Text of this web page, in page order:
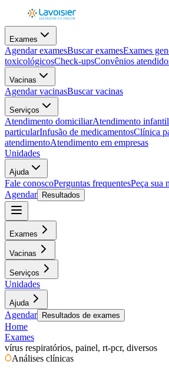
Exames
Agendar examesBuscar examesExames
toxicológicosCheck-upsConvênios
Vacinas
Agendar vacinasBuscar vacinas
Serviços
Atendimento domiciliarAtendimento infantil
particularInfusão de medicamentosClínica
atendimentoAtendimento em empresas
Unidades
Ajuda
Fale conoscoPerguntas frequentesPeça sua
Agendar
Resultados
Exames
Vacinas
Serviços
Unidades
Ajuda
Agendar Resultados de exames
Home
Exames
vírus respiratórios, painel, rt-pcr, diversos
Análises clínicas